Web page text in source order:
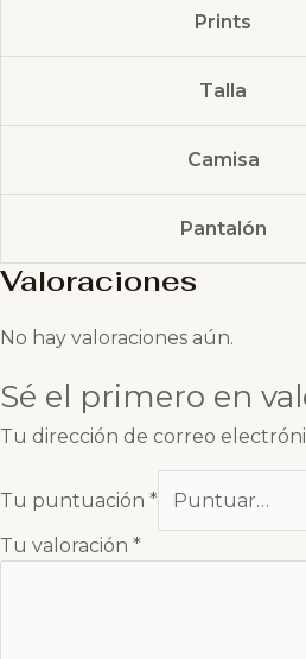
Prints
Talla
Camisa
Pantalón
Valoraciones
No hay valoraciones aún.
Sé el primero en
Tu dirección de correo
Tu puntuación *
Tu valoración *